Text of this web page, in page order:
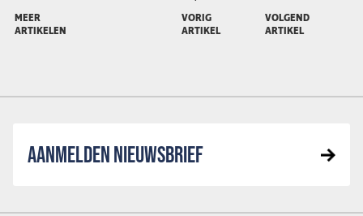
MEER
ARTIKELEN
VORIG
ARTIKEL
VOLGEND
ARTIKEL
AANMELDEN NIEUWSBRIEF